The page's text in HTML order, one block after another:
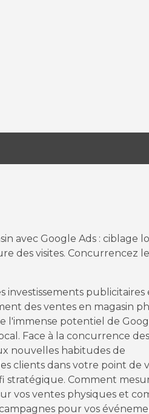
avec Google Ads : ciblage
des visites. Concurrencez
investissements publicitaires
des ventes en magasin
l'immense potentiel de
Face à la concurrence des
nouvelles habitudes de
clients dans votre point de
stratégique. Comment
vos ventes physiques et
pour vos